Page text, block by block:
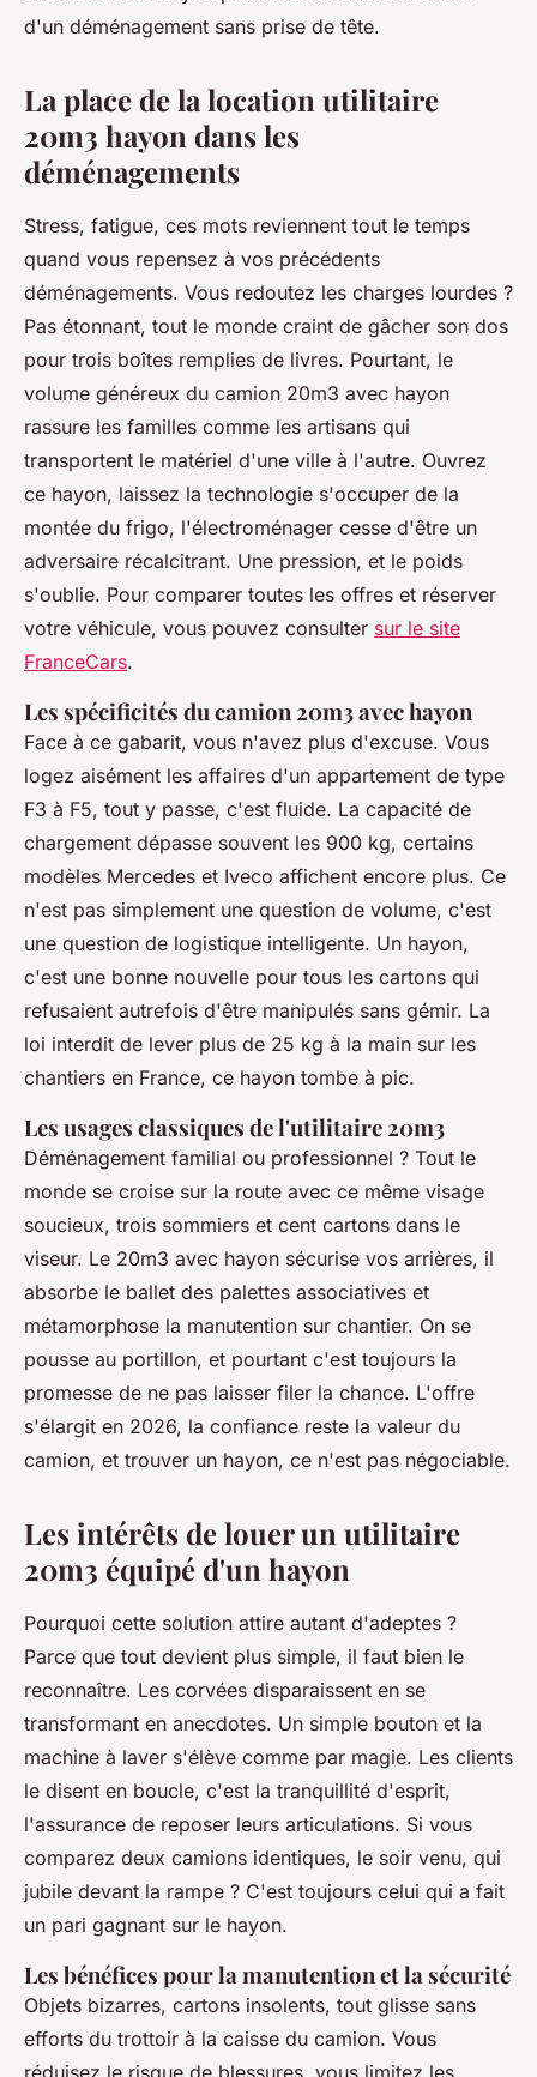
d'un déménagement sans prise de tête.
La place de la location utilitaire
20m3 hayon dans les
déménagements
Stress, fatigue, ces mots reviennent tout le temps
quand vous repensez à vos précédents
déménagements. Vous redoutez les charges lourdes ?
Pas étonnant, tout le monde craint de gâcher son dos
pour trois boîtes remplies de livres. Pourtant, le
volume généreux du camion 20m3 avec hayon
rassure les familles comme les artisans qui
transportent le matériel d'une ville à l'autre. Ouvrez
ce hayon, laissez la technologie s'occuper de la
montée du frigo, l'électroménager cesse d'être un
adversaire récalcitrant. Une pression, et le poids
s'oublie. Pour comparer toutes les offres et réserver
votre véhicule, vous pouvez consulter sur le site
FranceCars.
Les spécificités du camion 20m3 avec hayon
Face à ce gabarit, vous n'avez plus d'excuse. Vous
logez aisément les affaires d'un appartement de type
F3 à F5, tout y passe, c'est fluide. La capacité de
chargement dépasse souvent les 900 kg, certains
modèles Mercedes et Iveco affichent encore plus. Ce
n'est pas simplement une question de volume, c'est
une question de logistique intelligente. Un hayon,
c'est une bonne nouvelle pour tous les cartons qui
refusaient autrefois d'être manipulés sans gémir. La
loi interdit de lever plus de 25 kg à la main sur les
chantiers en France, ce hayon tombe à pic.
Les usages classiques de l'utilitaire 20m3
Déménagement familial ou professionnel ? Tout le
monde se croise sur la route avec ce même visage
soucieux, trois sommiers et cent cartons dans le
viseur. Le 20m3 avec hayon sécurise vos arrières, il
absorbe le ballet des palettes associatives et
métamorphose la manutention sur chantier. On se
pousse au portillon, et pourtant c'est toujours la
promesse de ne pas laisser filer la chance. L'offre
s'élargit en 2026, la confiance reste la valeur du
camion, et trouver un hayon, ce n'est pas négociable.
Les intérêts de louer un utilitaire
20m3 équipé d'un hayon
Pourquoi cette solution attire autant d'adeptes ?
Parce que tout devient plus simple, il faut bien le
reconnaître. Les corvées disparaissent en se
transformant en anecdotes. Un simple bouton et la
machine à laver s'élève comme par magie. Les clients
le disent en boucle, c'est la tranquillité d'esprit,
l'assurance de reposer leurs articulations. Si vous
comparez deux camions identiques, le soir venu, qui
jubile devant la rampe ? C'est toujours celui qui a fait
un pari gagnant sur le hayon.
Les bénéfices pour la manutention et la sécurité
Objets bizarres, cartons insolents, tout glisse sans
efforts du trottoir à la caisse du camion. Vous
réduisez le risque de blessures, vous limitez les